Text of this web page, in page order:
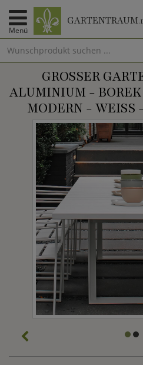
Menü
GARTENTRAUM
GROSSER
LUMINIUM - BOREK -
ODERN - WEISS -